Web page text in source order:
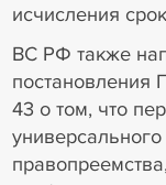
исчисления
ВС РФ также
постановления
43 о том, что